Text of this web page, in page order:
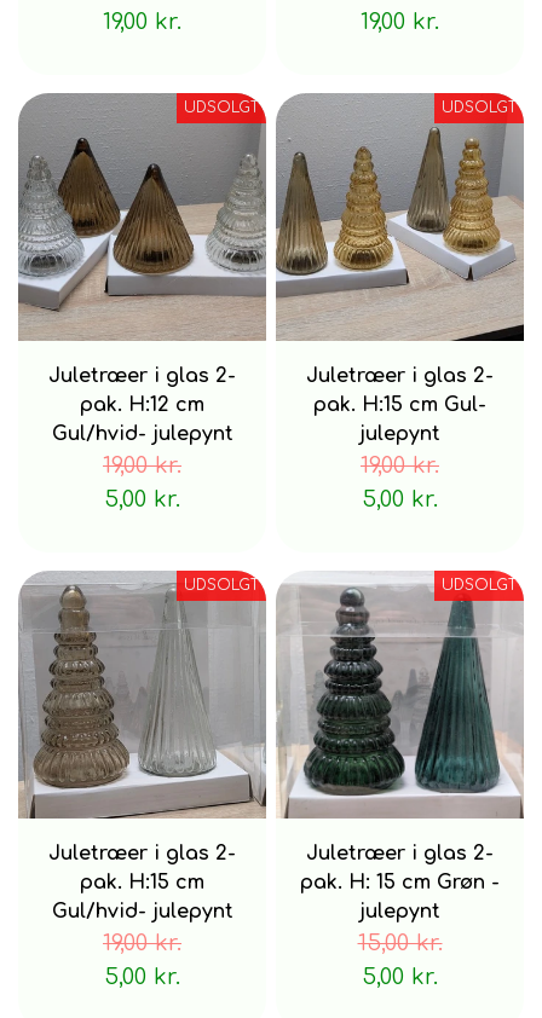
19,00 kr. 19,00 kr.
UDSOLGT
Juletræer i glas 2-
pak. H:12 cm
Gul/hvid- julepynt
19,00 kr.
5,00 kr.
UDSOLGT
Juletræer i glas 2-
pak. H:15 cm Gul-
julepynt
19,00 kr.
5,00 kr.
UDSOLGT
Juletræer i glas 2-
pak. H:15 cm
Gul/hvid- julepynt
19,00 kr.
5,00 kr.
UDSOLGT
Juletræer i glas 2-
pak. H: 15 cm Grøn -
julepynt
15,00 kr.
5,00 kr.